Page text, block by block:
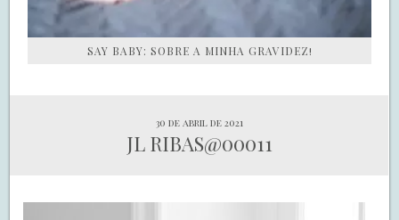
SAY BABY: SOBRE A MINHA GRAVIDEZ!
30 de abril de 2021
JL RIBAS@00011